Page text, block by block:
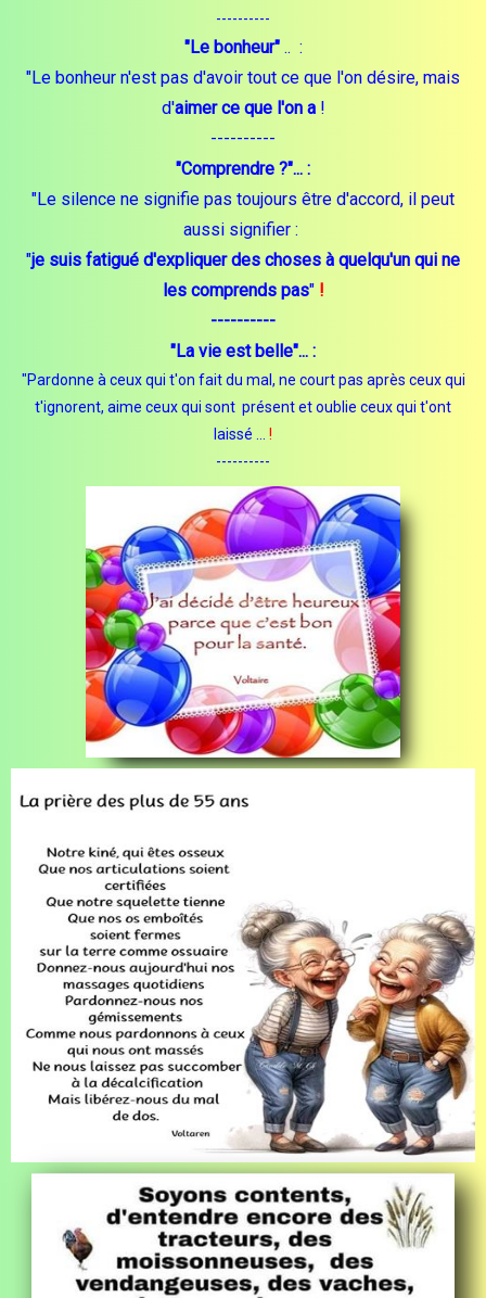
----------
"Le bonheur".. :
"Le bonheur n'est pas d'avoir tout ce que l'on désire, mais
d'aimer ce que l'on a!
----------
"Comprendre ?"... :
"Le silence ne signifie pas toujours être d'accord, il peut
aussi signifier :
"je suis fatigué d'expliquer des choses à quelqu'un qui ne
les comprends pas" !
----------
"La vie est belle"... :
"Pardonne à ceux qui t'on fait du mal, ne court pas après ceux qui
t'ignorent, aime ceux qui sont présent et oublie ceux qui t'ont
laissé ...
!
----------